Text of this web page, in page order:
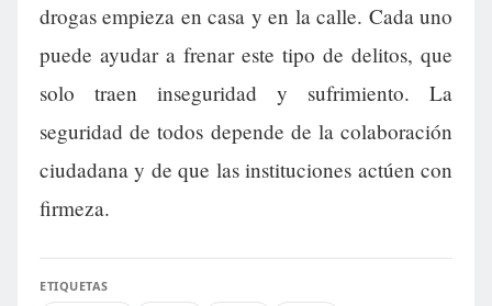
drogas empieza en casa y en la calle. Cada uno
puede ayudar a frenar este tipo de delitos, que
solo traen inseguridad y sufrimiento. La
seguridad de todos depende de la colaboración
ciudadana y de que las instituciones actúen con
firmeza.
ETIQUETAS